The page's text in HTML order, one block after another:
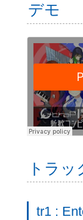
デモ
トラッ
tr1 :